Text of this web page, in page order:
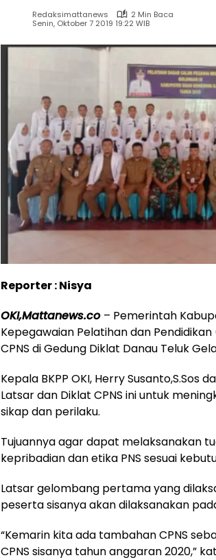
Redaksimattanews
2 Min Baca
Senin, Oktober 7 2019 19:22 WIB
Reporter : Nisya
OKI,Mattanews.co – Pemerintah
Kepegawaian Pelatihan dan
CPNS di Gedung Diklat Danau Teluk
Kepala BKPP OKI, Herry
Latsar dan Diklat CPNS ini untuk
sikap dan perilaku.
Tujuannya agar dapat melaksanakan
kepribadian dan etika PNS sesuai
Latsar gelombang pertama yang
peserta sisanya akan dilaksanakan
“Kemarin kita ada tambahan CPNS
CPNS sisanya tahun anggaran 2020,”